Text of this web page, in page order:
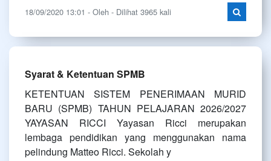
18/09/2020 13:01 - Oleh - Dilihat 3965 kali
Syarat & Ketentuan SPMB
KETENTUAN SISTEM PENERIMAAN MURID
BARU (SPMB) TAHUN PELAJARAN 2026/2027
YAYASAN RICCI Yayasan Ricci merupakan
lembaga pendidikan yang menggunakan nama
pelindung Matteo Ricci. Sekolah y